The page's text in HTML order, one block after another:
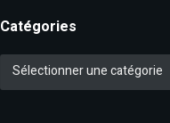
Catégories
Catégories
Sélectionner une catégorie